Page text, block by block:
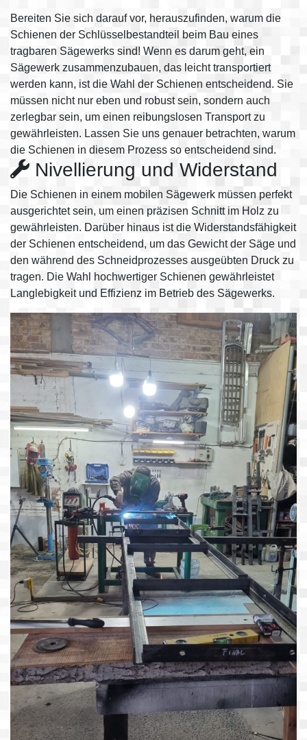
Bereiten Sie sich darauf vor, herauszufinden, warum die
Schienen der Schlüsselbestandteil beim Bau eines
tragbaren Sägewerks sind! Wenn es darum geht, ein
Sägewerk zusammenzubauen, das leicht transportiert
werden kann, ist die Wahl der Schienen entscheidend. Sie
müssen nicht nur eben und robust sein, sondern auch
zerlegbar sein, um einen reibungslosen Transport zu
gewährleisten. Lassen Sie uns genauer betrachten, warum
die Schienen in diesem Prozess so entscheidend sind.
Nivellierung und Widerstand
Die Schienen in einem mobilen Sägewerk müssen perfekt
ausgerichtet sein, um einen präzisen Schnitt im Holz zu
gewährleisten. Darüber hinaus ist die Widerstandsfähigkeit
der Schienen entscheidend, um das Gewicht der Säge und
den während des Schneidprozesses ausgeübten Druck zu
tragen. Die Wahl hochwertiger Schienen gewährleistet
Langlebigkeit und Effizienz im Betrieb des Sägewerks.